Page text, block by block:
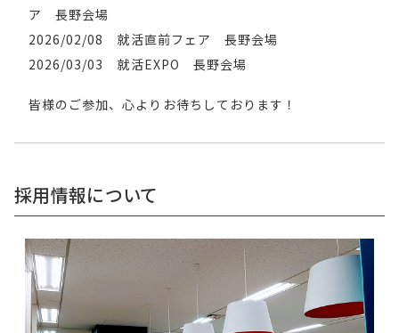
ア 長野会場
2026/02/08 就活直前フェア 長野会場
2026/03/03 就活EXPO 長野会場
皆様のご参加、心よりお待ちしております！
採用情報について